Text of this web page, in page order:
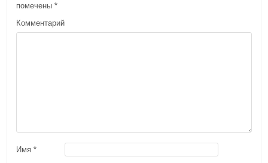
ц
и
п
и
помечены *
Комментарий
Имя *